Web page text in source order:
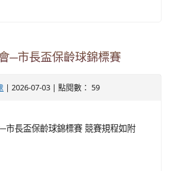
─市長盃保齡球錦標賽
| 2026-07-03 | 點閱數： 59
市長盃保齡球錦標賽 競賽規程如附